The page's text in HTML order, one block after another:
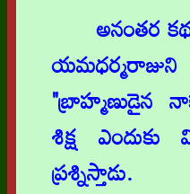
అనంతర
శిక్ష
ప్రశ్నిస్తాడు.